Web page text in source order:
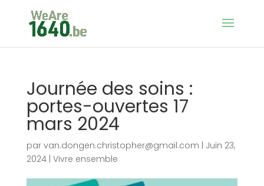
Journée des soins :
portes-ouvertes 17
mars 2024
par van.dongen.christopher@gmail.com
Juin 23,
2024| Vivre ensemble